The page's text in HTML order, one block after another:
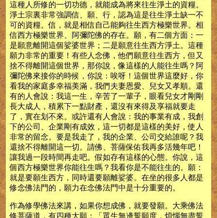
這種人所修的一切功德，就能成為將來往生淨土的資糧。
淨土宗裏非常強調信、願、行，認為這是往生淨土缺一不
可的資糧。信，就是相信自己能夠往生西方極樂世界。相
信西方極樂世界、阿彌陀佛的存在。願，有二個方面：一
是願意離開這個娑婆世界；二是願意往生西方淨土。這種
願力非常的重要！有些人念佛，他們願意往生西方，但又
捨不得離開這個世界，那你說，像這樣的人能往生嗎？阿
彌陀佛來接你的時候，你說：唉呀！這個世界這麼好，你
看我的家庭多幸福美滿，我們夫妻恩愛、兒女又孝順。還
有的人會說：我這一生，辛苦了一輩子，眼看兒女才剛剛
長大成人，積累下一點財產，還沒有來得及享福就要走
了，實在划不來。或許還有人會說：我的事業有成，我創
下的公司、企業剛有成效，這一切都是這樣的美好，使人
非常的留念。要是我走了，我的企業、公司交給誰呢？我
還捨不得離開這一切。請佛、菩薩保佑我再多活幾年吧！
讓我過一段時間再走吧。假如存有這樣的心態。你說，這
個西方極樂世界你能往生嗎？我看你是不能往生的。願：
就是要願生西方，同時還要願離娑婆。在坐的很多人都是
修念佛法門的，願力在念佛法門中是十分重要的。
作為修學佛法來講，如果你想成佛，就要發願。大乘佛法
修菩薩道，有四種大願：「眾生無邊誓願度，煩惱無盡誓